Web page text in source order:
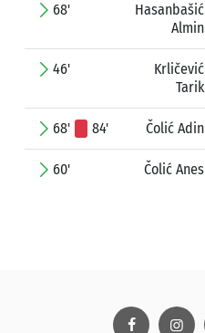
68'
Hasanbašić
Almin
46'
Krličević
Tarik
68' 84' Čolić Adin
60' Čolić Anes